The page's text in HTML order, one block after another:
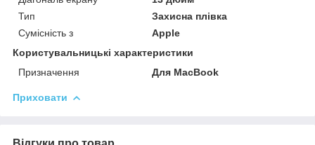
Тип
Захисна плівка
Сумісність з
Apple
Користувальницькі характеристики
Призначення
Для MacBook
Приховати